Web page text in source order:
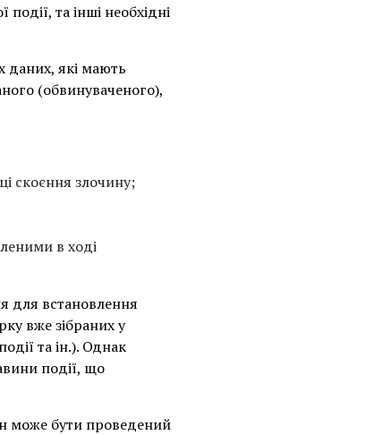
та інші необхідні
даних, які мають
(обвинуваченого),
скоєння злочину;
в ході
для встановлення
вже зібраних у
та ін.). Однак
події, що
може бути проведений